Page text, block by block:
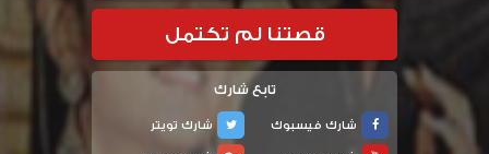
قصتنا لم تكتمل
تابع شارك
شارك فيسبوك
شارك تويتر